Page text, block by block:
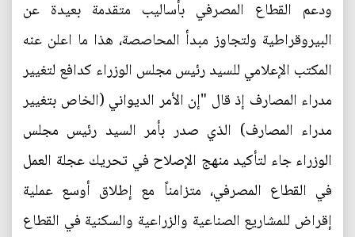
ودعم القطاع المصرفي بأساليب متقدمة بعيدة عن
البيروقراطية ولتجاوز مبدأ المحاصصة، هذا ما اعلن عنه
المكتب الإعلامي للسيد رئيس مجلس الوزراء كدافع لتغيير
مدراء المصارف إذ قال "إن الأمر الديواني (الخاص بتغيير
مدراء المصارف) الذي صدر بأمر السيد رئيس مجلس
الوزراء جاء لتأكيد منهج الإصلاح في تحريك عجلة العمل
في القطاع المصرفي، متزامناً مع إطلاق أوسع عملية
إقراض للمشاريع الصناعية والزراعية والسكنية في القطاع